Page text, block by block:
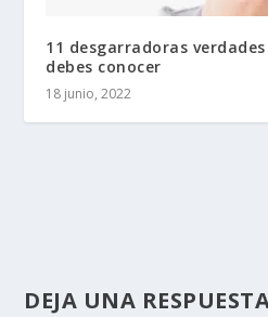
11 desgarradoras
debes conocer
18 junio, 2022
DEJA UNA